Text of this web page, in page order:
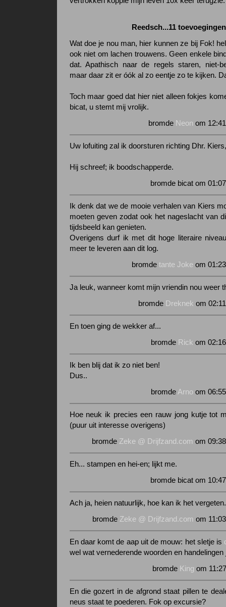
Reedsch...11
Wat doe je nou man, hier kunnen ze bij Fok!
ook niet om lachen trouwens. Geen enkele
dat. Apathisch naar de regels staren, niet-
maar daar zit er óók al zo eentje zo te kijken.
Toch maar goed dat hier niet alleen fokjes
bicat, u stemt mij vrolijk.
bromde Neon om
Uw lofuiting zal ik doorsturen richting Dhr.
Hij schreef; ik boodschapperde.
bromde bicat om
Ik denk dat we de mooie verhalen van Kiers
moeten geven zodat ook het nageslacht van
tijdsbeeld kan genieten.
Overigens durf ik met dit hoge literaire
meer te leveren aan dit log.
bromde tante Jokeom
Ja leuk, wanneer komt mijn vriendin nou weer
bromde Dreknek om
En toen ging de wekker af...
bromde Rick om
Ik ben blij dat ik zo niet ben!
Dus..
bromde Arnoom
Hoe neuk ik precies een rauw jong kutje tot
(puur uit interesse overigens)
bromde Zeke @ Drijfzand.com om
Eh... stampen en hei-en; lijkt me.
bromde bicat om
Ach ja, heien natuurlijk, hoe kan ik het vergeten.
bromde Zeke @ Drijfzand.com om
En daar komt de aap uit de mouw: het sletje is
wel wat vernederende woorden en handelingen
bromde King om
En die gozert in de afgrond staat pillen te
neus staat te poederen. Fok op excursie?